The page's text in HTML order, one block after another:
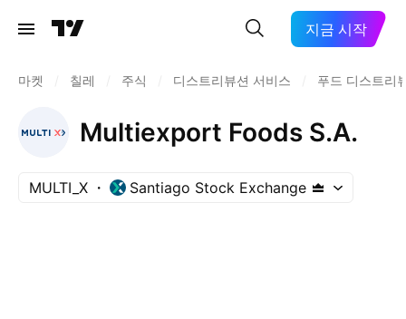
지금 시작
마켓 칠레 주식 디스트리뷰션 서비스 푸드 디스트리
Multiexport Foods S.A.
MULTI_X Santiago Stock Exchange